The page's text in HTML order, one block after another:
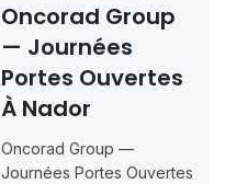
Oncorad Group
— Journées
Portes Ouvertes
À Nador
Oncorad Group —
Journées Portes Ouvertes